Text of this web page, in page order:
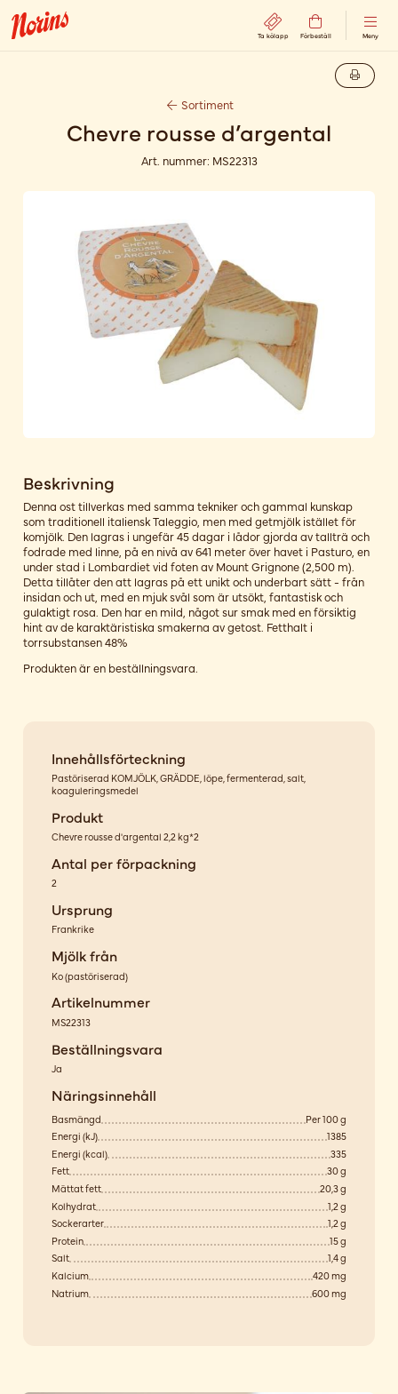
Ta kölapp Förbeställ Meny
Sortiment
Chevre rousse d’argental
Art. nummer: MS22313
Beskrivning
Denna ost tillverkas med samma tekniker och gammal kunskap
som traditionell italiensk Taleggio, men med getmjölk istället för
komjölk. Den lagras i ungefär 45 dagar i lådor gjorda av tallträ och
fodrade med linne, på en nivå av 641 meter över havet i Pasturo, en
under stad i Lombardiet vid foten av Mount Grignone (2,500 m).
Detta tillåter den att lagras på ett unikt och underbart sätt - från
insidan och ut, med en mjuk svål som är utsökt, fantastisk och
gulaktigt rosa. Den har en mild, något sur smak med en försiktig
hint av de karaktäristiska smakerna av getost. Fetthalt i
torrsubstansen 48%
Produkten är en beställningsvara.
Innehållsförteckning
Pastöriserad KOMJÖLK, GRÄDDE, löpe, fermenterad, salt,
koaguleringsmedel
Produkt
Chevre rousse d'argental 2,2 kg*2
Antal per förpackning
2
Ursprung
Frankrike
Mjölk från
Ko(pastöriserad)
Artikelnummer
MS22313
Beställningsvara
Ja
Näringsinnehåll
Basmängd
Per 100 g
Energi (kJ)
1385
Energi (kcal)
335
Fett
30 g
Mättat fett
20,3 g
Kolhydrat
1,2 g
Sockerarter
1,2 g
Protein
15 g
Salt
1,4 g
Kalcium
420 mg
Natrium
600 mg